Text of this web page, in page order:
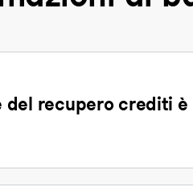
recupero crediti